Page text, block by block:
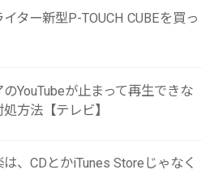
ター新型P-TOUCH CUBEを買っ
のYouTubeが止まって再生できな
方法【テレビ】
、CDとかiTunes Storeじゃなく